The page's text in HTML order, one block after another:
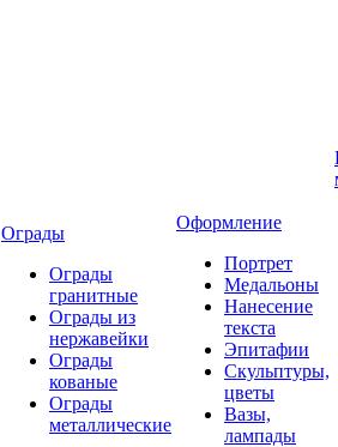
Ограды
Ограды
гранитные
Ограды из
нержавейки
Ограды
кованые
Ограды
металлические
Оформление
Портрет
Медальоны
Нанесение
текста
Эпитафии
Скульптуры,
цветы
Вазы,
лампады